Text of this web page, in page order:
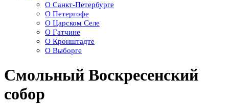
О Санкт-Петербурге
О Петергофе
О Царском Селе
О Гатчине
О Кронштадте
О Выборге
Смольный Воскресенский
собор